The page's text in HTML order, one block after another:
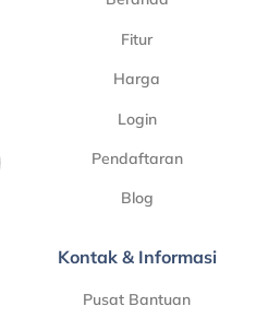
Fitur
Harga
Login
Pendaftaran
Blog
Kontak & Informasi
Pusat Bantuan